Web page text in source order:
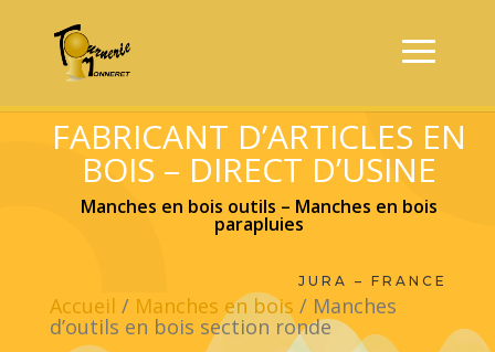
FABRICANT D’ARTICLES EN
BOIS – DIRECT D’USINE
Manches en bois outils – Manches en bois
parapluies
JURA – FRANCE
Accueil / Manches en bois / Manches
d’outils en bois section ronde